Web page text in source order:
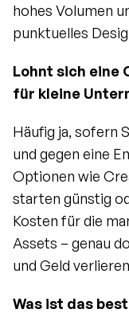
hohes Volumen
punktuelles
Lohnt sich eine
für kleine
Häufig ja, sofern
und gegen eine
Optionen wie
starten günstig
Kosten für die
Assets – genau
und Geld
Was ist das